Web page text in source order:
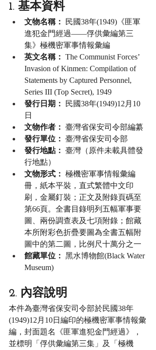
1. 基本資料
文物名稱：
民國38年(1949)《匪軍
進犯金門經過——俘供彙編第三
集》極機密軍事情報彙編
英文名稱： The Communist Forces’
Invasion of Kinmen: Compilation of
Statements by Captured Personnel,
Series III (Top Secret), 1949
發行日期：
民國38年(1949)12月10
日
文物作者： 臺灣省保安司令部編纂
發行單位： 臺灣省保安司令部
發行地點： 臺灣（原件未載具體發
行地點）
文物形式： 極機密軍事情報彙編
冊，紙本平裝，直式繁體中文印
刷，金屬釘裝；正文及附錄頁碼至
第66頁。全書目錄明列五幅軍事要
圖、兩份調查表及七項附錄；館藏
本所附彩色折疊要圖為全書五幅附
圖中的第二圖，比例尺十萬分之一
館藏單位： 黑水博物館(Black Water
Museum)
2. 內容說明
本件為臺灣省保安司令部於民國38年
(1949)12月10日編印的極機密軍事情報彙
編，封面題名《匪軍進犯金門經過》，
並標明「俘供彙編第三集」及「極機